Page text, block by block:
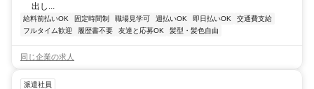
出し...
給料前払いOK 固定時間制 職場見学可 週払いOK 即日払いOK
交通費支給
フルタイム歓迎
履歴書不要 友達と応募OK 髪型・髪色自由
同じ企業の求人
派遣社員